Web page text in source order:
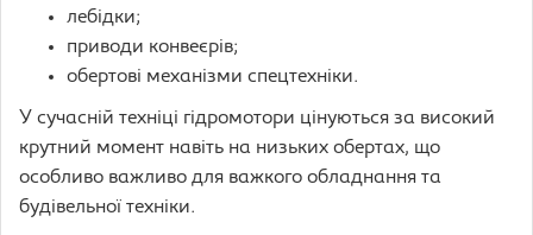
лебідки;
приводи конвеєрів;
обертові механізми спецтехніки.
У сучасній техніці гідромотори цінуються за високий
крутний момент навіть на низьких обертах, що
особливо важливо для важкого обладнання та
будівельної техніки.